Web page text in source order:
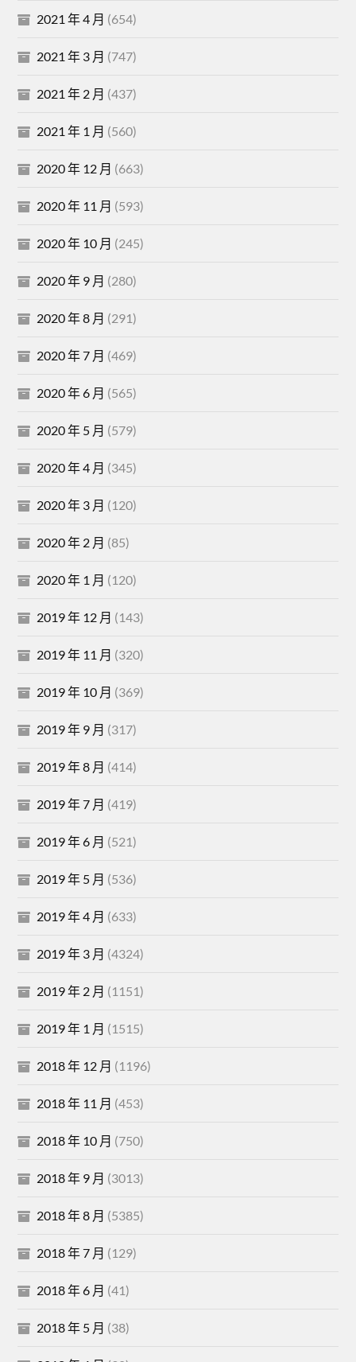
2021 年 4 月 (654)
2021 年 3 月 (747)
2021 年 2 月 (437)
2021 年 1 月 (560)
2020 年 12 月 (663)
2020 年 11 月 (593)
2020 年 10 月 (245)
2020 年 9 月 (280)
2020 年 8 月 (291)
2020 年 7 月 (469)
2020 年 6 月 (565)
2020 年 5 月 (579)
2020 年 4 月 (345)
2020 年 3 月 (120)
2020 年 2 月 (85)
2020 年 1 月 (120)
2019 年 12 月 (143)
2019 年 11 月 (320)
2019 年 10 月 (369)
2019 年 9 月 (317)
2019 年 8 月 (414)
2019 年 7 月 (419)
2019 年 6 月 (521)
2019 年 5 月 (536)
2019 年 4 月 (633)
2019 年 3 月 (4324)
2019 年 2 月 (1151)
2019 年 1 月 (1515)
2018 年 12 月 (1196)
2018 年 11 月 (453)
2018 年 10 月 (750)
2018 年 9 月 (3013)
2018 年 8 月 (5385)
2018 年 7 月 (129)
2018 年 6 月 (41)
2018 年 5 月 (38)